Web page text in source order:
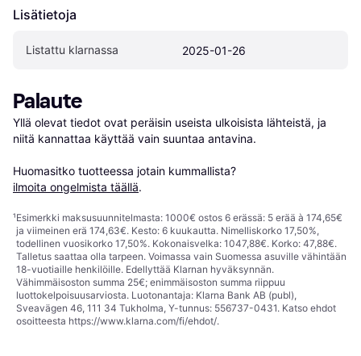
Lisätietoja
Listattu klarnassa 2025-01-26
Palaute
Yllä olevat tiedot ovat peräisin useista ulkoisista lähteistä, ja
niitä kannattaa käyttää vain suuntaa antavina.
Huomasitko tuotteessa jotain kummallista?
ilmoita ongelmista täällä.
¹Esimerkki maksusuunnitelmasta: 1000€ ostos 6 erässä: 5 erää à 174,65€
ja viimeinen erä 174,63€. Kesto: 6 kuukautta. Nimelliskorko 17,50%,
todellinen vuosikorko 17,50%. Kokonaisvelka: 1047,88€. Korko: 47,88€.
Talletus saattaa olla tarpeen. Voimassa vain Suomessa asuville vähintään
18-vuotiaille henkilöille. Edellyttää Klarnan hyväksynnän.
Vähimmäisoston summa 25€; enimmäisoston summa riippuu
luottokelpoisuusarviosta. Luotonantaja: Klarna Bank AB (publ),
Sveavägen 46, 111 34 Tukholma, Y-tunnus: 556737-0431. Katso ehdot
osoitteesta https://www.klarna.com/fi/ehdot/.